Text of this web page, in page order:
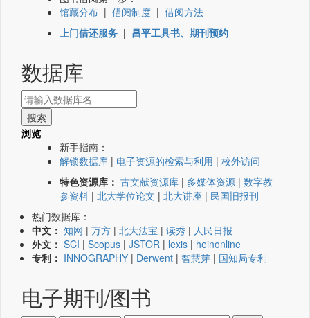
馆藏分布 | 借阅制度 | 借阅方法
上门借还服务 | 昌平工具书、期刊预约
数据库
浏览
新手指南：
解锁数据库 | 电子资源的检索与利用 | 校外访问
特色资源库： 古文献资源库 | 多媒体资源 | 数字教
参资料 | 北大学位论文 | 北大讲座 | 民国旧报刊
热门数据库：
中文： 知网 | 万方 | 北大法宝 | 读秀 | 人民日报
外文： SCI | Scopus | JSTOR | lexis | heinonline
专利： INNOGRAPHY | Derwent | 智慧芽 | 国知局专利
电子期刊/图书